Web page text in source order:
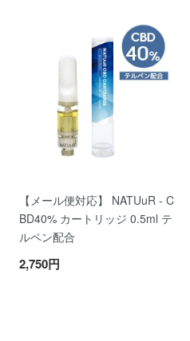
【メール便対応】 NATUuR - C
BD40% カートリッジ 0.5ml テ
ルペン配合
2,750円